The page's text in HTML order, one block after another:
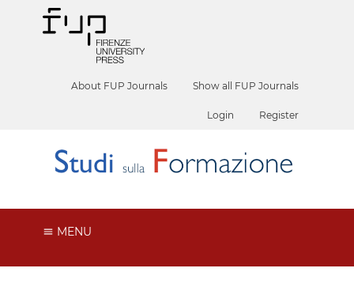
About FUP Journals Show all FUP Journals
Login Register
MENU